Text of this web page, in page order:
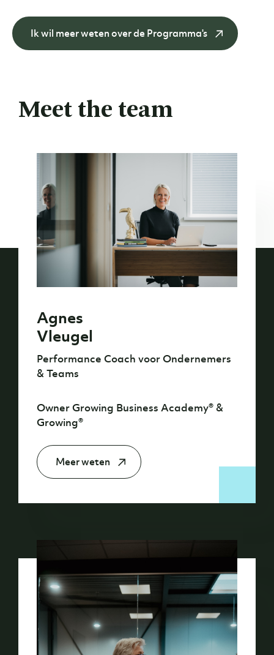
Ik wil meer weten over de Programma's
Meet the team
Agnes
Vleugel
Performance Coach voor Ondernemers
& Teams
Owner Growing Business Academy® &
Growing®
Meer weten